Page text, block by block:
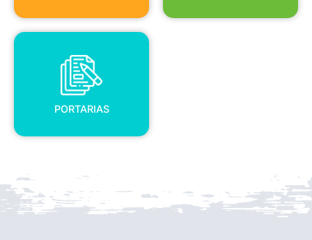
PORTARIAS
PORTARIAS